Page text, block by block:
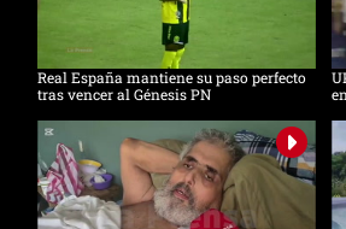
Real España mantiene su paso perfecto
tras vencer al Génesis PN